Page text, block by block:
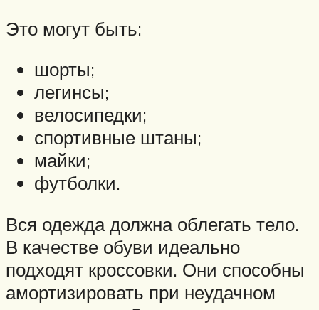
Это могут быть:
шорты;
легинсы;
велосипедки;
спортивные штаны;
майки;
футболки.
Вся одежда должна облегать тело.
В качестве обуви идеально
подходят кроссовки. Они способны
амортизировать при неудачном